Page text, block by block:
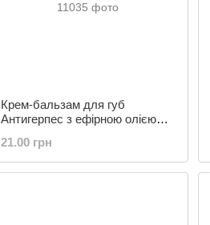
Крем-бальзам для губ
Антигерпес з ефірною олією
21.00 грн